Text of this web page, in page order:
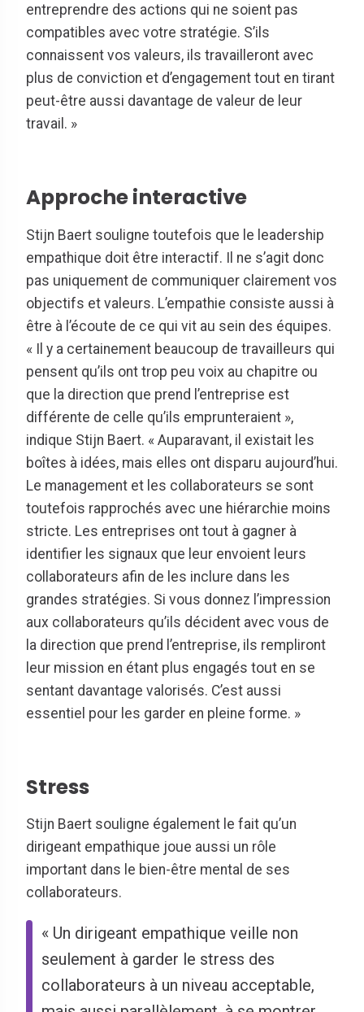
entreprendre des actions qui ne soient pas
compatibles avec votre stratégie. S’ils
connaissent vos valeurs, ils travailleront avec
plus de conviction et d’engagement tout en tirant
peut-être aussi davantage de valeur de leur
travail. »
Approche interactive
Stijn Baert souligne toutefois que le leadership
empathique doit être interactif. Il ne s’agit donc
pas uniquement de communiquer clairement vos
objectifs et valeurs. L’empathie consiste aussi à
être à l’écoute de ce qui vit au sein des équipes.
« Il y a certainement beaucoup de travailleurs qui
pensent qu’ils ont trop peu voix au chapitre ou
que la direction que prend l’entreprise est
différente de celle qu’ils emprunteraient »,
indique Stijn Baert. « Auparavant, il existait les
boîtes à idées, mais elles ont disparu aujourd’hui.
Le management et les collaborateurs se sont
toutefois rapprochés avec une hiérarchie moins
stricte. Les entreprises ont tout à gagner à
identifier les signaux que leur envoient leurs
collaborateurs afin de les inclure dans les
grandes stratégies. Si vous donnez l’impression
aux collaborateurs qu’ils décident avec vous de
la direction que prend l’entreprise, ils rempliront
leur mission en étant plus engagés tout en se
sentant davantage valorisés. C’est aussi
essentiel pour les garder en pleine forme. »
Stress
Stijn Baert souligne également le fait qu’un
dirigeant empathique joue aussi un rôle
important dans le bien-être mental de ses
collaborateurs.
« Un dirigeant empathique veille non
seulement à garder le stress des
collaborateurs à un niveau acceptable,